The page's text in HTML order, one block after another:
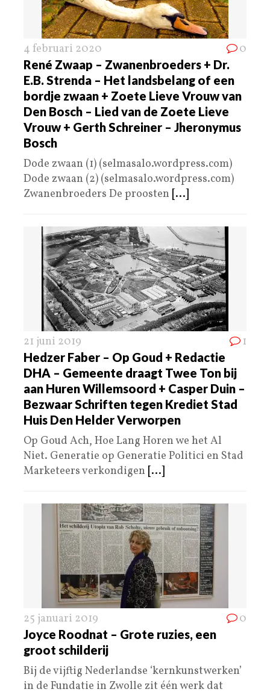
4 februari 2020 0
René Zwaap – Zwanenbroeders + Dr.
E.B. Strenda – Het landsbelang of een
bordje zwaan + Zoete Lieve Vrouw van
Den Bosch – Lied van de Zoete Lieve
Vrouw + Gerth Schreiner – Jheronymus
Bosch
Dode zwaan (1) (selmasalo.wordpress.com)
Dode zwaan (2) (selmasalo.wordpress.com)
Zwanenbroeders De proosten [...]
21 juni 2019 1
Hedzer Faber – Op Goud + Redactie
DHA – Gemeente draagt Twee Ton bij
aan Huren Willemsoord + Casper Duin –
Bezwaar Schriften tegen Krediet Stad
Huis Den Helder Verworpen
Op Goud Ach, Hoe Lang Horen we het Al
Niet. Generatie op Generatie Politici en Stad
Marketeers verkondigen [...]
25 januari 2019 0
Joyce Roodnat – Grote ruzies, een
groot schilderij
Bij de vijftig Nederlandse ‘kernkunstwerken’
in de Fundatie in Zwolle zit één werk dat